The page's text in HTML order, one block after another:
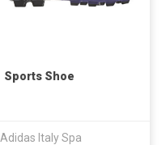
Sports Shoe
Adidas Italy Spa